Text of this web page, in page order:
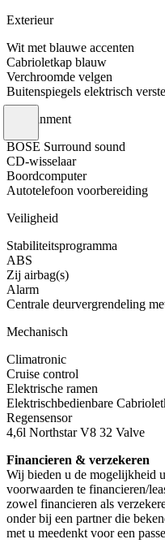
Exterieur
Wit met blauwe accenten
Cabrioletkap blauw
Verchroomde velgen
Buitenspiegels elektrisch
Infotainment
BOSE Surround sound
CD-wisselaar
Boordcomputer
Autotelefoon voorbereiding
Veiligheid
Stabiliteitsprogramma
ABS
Zij airbag(s)
Alarm
Centrale deurvergrendeling
Mechanisch
Climatronic
Cruise control
Elektrische ramen
Elektrischbedienbare
Regensensor
4,6l Northstar V8 32 Valve
Financieren & verzekeren
Wij bieden u de mogelijkheid
voorwaarden te financieren/
zowel financieren als
onder bij een partner die
met u meedenkt voor een